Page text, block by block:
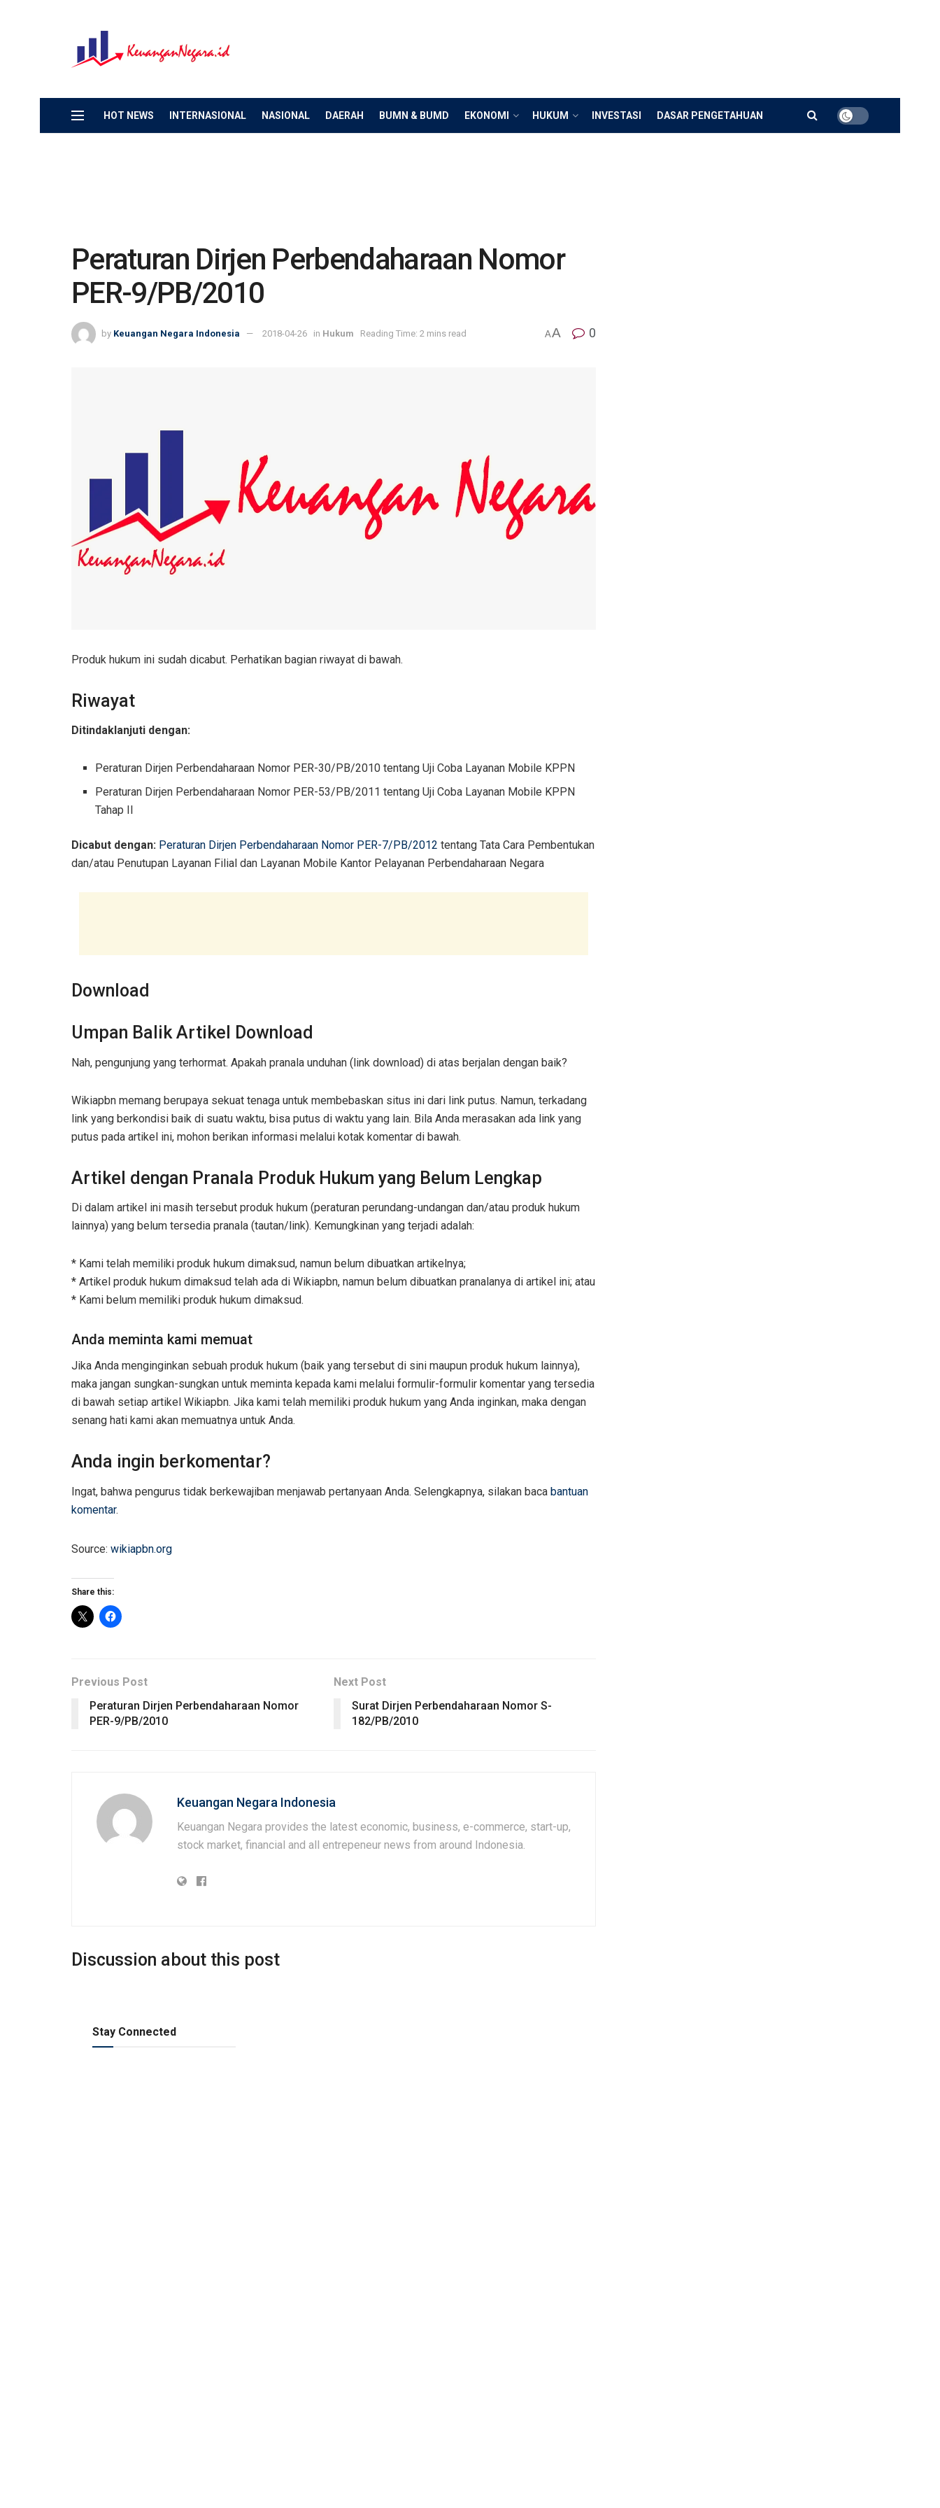
HOT NEWS INTERNASIONAL NASIONAL DAERAH BUMN & BUMD EKONOMI HUKUM INVESTASI DASAR PENGETAHUAN
Peraturan Dirjen Perbendaharaan Nomor
PER-9/PB/2010
by Keuangan Negara Indonesia 2018-04-26 in Hukum Reading Time: 2 mins read AA 0
Produk hukum ini sudah dicabut. Perhatikan bagian riwayat di bawah.
Riwayat
Ditindaklanjuti dengan:
Peraturan Dirjen Perbendaharaan Nomor PER-30/PB/2010 tentang Uji Coba Layanan Mobile KPPN
Peraturan Dirjen Perbendaharaan Nomor PER-53/PB/2011 tentang Uji Coba Layanan Mobile KPPN
Tahap II
Dicabut dengan: Peraturan Dirjen Perbendaharaan Nomor PER-7/PB/2012 tentang Tata Cara Pembentukan
dan/atau Penutupan Layanan Filial dan Layanan Mobile Kantor Pelayanan Perbendaharaan Negara
Download
Umpan Balik Artikel Download
Nah, pengunjung yang terhormat. Apakah pranala unduhan (link download) di atas berjalan dengan baik?
Wikiapbn memang berupaya sekuat tenaga untuk membebaskan situs ini dari link putus. Namun, terkadang
link yang berkondisi baik di suatu waktu, bisa putus di waktu yang lain. Bila Anda merasakan ada link yang
putus pada artikel ini, mohon berikan informasi melalui kotak komentar di bawah.
Artikel dengan Pranala Produk Hukum yang Belum Lengkap
Di dalam artikel ini masih tersebut produk hukum (peraturan perundang-undangan dan/atau produk hukum
lainnya) yang belum tersedia pranala (tautan/link). Kemungkinan yang terjadi adalah:
* Kami telah memiliki produk hukum dimaksud, namun belum dibuatkan artikelnya;
* Artikel produk hukum dimaksud telah ada di Wikiapbn, namun belum dibuatkan pranalanya di artikel ini; atau
* Kami belum memiliki produk hukum dimaksud.
Anda meminta kami memuat
Jika Anda menginginkan sebuah produk hukum (baik yang tersebut di sini maupun produk hukum lainnya),
maka jangan sungkan-sungkan untuk meminta kepada kami melalui formulir-formulir komentar yang tersedia
di bawah setiap artikel Wikiapbn. Jika kami telah memiliki produk hukum yang Anda inginkan, maka dengan
senang hati kami akan memuatnya untuk Anda.
Anda ingin berkomentar?
Ingat, bahwa pengurus tidak berkewajiban menjawab pertanyaan Anda. Selengkapnya, silakan baca bantuan
komentar.
Source: wikiapbn.org
Share this:
Previous Post
Peraturan Dirjen Perbendaharaan Nomor
PER-9/PB/2010
Next Post
Surat Dirjen Perbendaharaan Nomor S-
182/PB/2010
Keuangan Negara Indonesia
Keuangan Negara provides the latest economic, business, e-commerce, start-up,
stock market, financial and all entrepeneur news from around Indonesia.
Discussion about this post
Stay Connected